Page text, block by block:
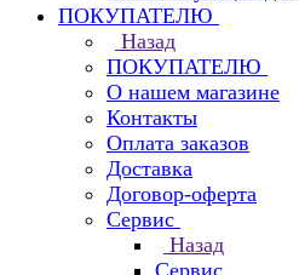
ПОКУПАТЕЛЮ
Назад
ПОКУПАТЕЛЮ
О нашем магазине
Контакты
Оплата заказов
Доставка
Договор-оферта
Сервис
Назад
Сервис